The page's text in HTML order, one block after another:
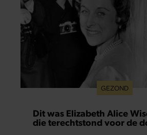
GEZOND
Dit was Elizabeth Alice
die terechtstond voor de